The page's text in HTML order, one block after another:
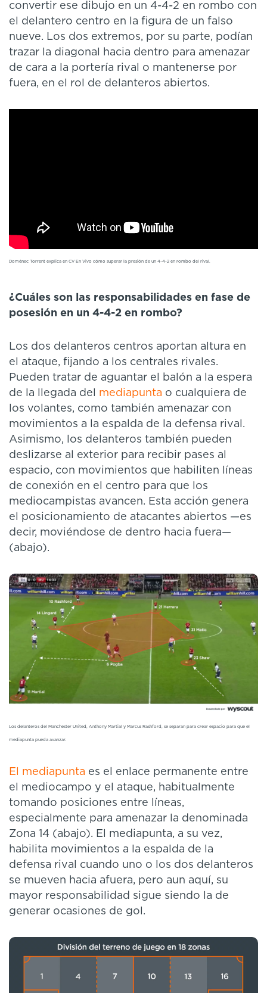
convertir ese dibujo en un 4-4-2 en rombo con
el delantero centro en la figura de un falso
nueve. Los dos extremos, por su parte, podían
trazar la diagonal hacia dentro para amenazar
de cara a la portería rival o mantenerse por
fuera, en el rol de delanteros abiertos.
Doménec Torrent explica en CV En Vivo cómo superar la presión de un 4-4-2 en rombo del rival.
¿Cuáles son las responsabilidades en fase de
posesión en un 4-4-2 en rombo?
Los dos delanteros centros aportan altura en
el ataque, fijando a los centrales rivales.
Pueden tratar de aguantar el balón a la espera
de la llegada del
mediapunta o cualquiera de
los volantes, como también amenazar con
movimientos a la espalda de la defensa rival.
Asimismo, los delanteros también pueden
deslizarse al exterior para recibir pases al
espacio, con movimientos que habiliten líneas
de conexión en el centro para que los
mediocampistas avancen. Esta acción genera
el posicionamiento de atacantes abiertos —es
decir, moviéndose de dentro hacia fuera—
(abajo).
Los delanteros del Manchester United, Anthony Martial y Marcus Rashford, se separan para crear espacio para que el
mediapunta pueda avanzar.
El mediapunta es el enlace permanente entre
el mediocampo y el ataque, habitualmente
tomando posiciones entre líneas,
especialmente para amenazar la denominada
Zona 14 (abajo). El mediapunta, a su vez,
habilita movimientos a la espalda de la
defensa rival cuando uno o los dos delanteros
se mueven hacia afuera, pero aun aquí, su
mayor responsabilidad sigue siendo la de
generar ocasiones de gol.